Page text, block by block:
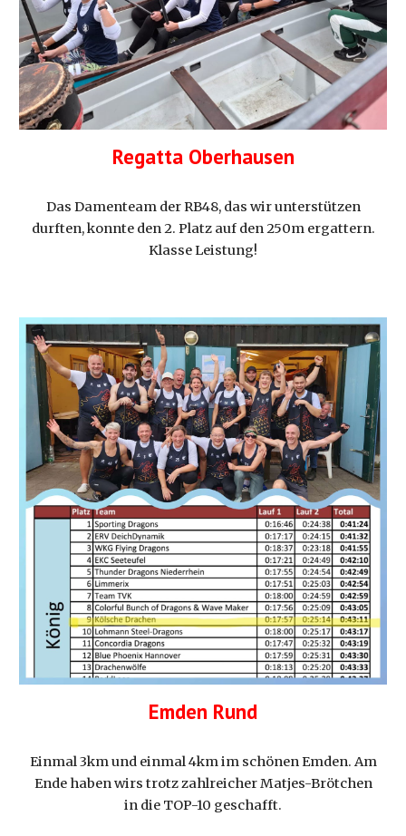
Regatta Oberhausen
Das Damenteam der RB48, das wir unterstützen
durften, konnte den 2. Platz auf den 250m ergattern.
Klasse Leistung!
Emden Rund
Einmal 3km und einmal 4km im schönen Emden. Am
Ende haben wirs trotz zahlreicher Matjes-Brötchen
in die TOP-10 geschafft.